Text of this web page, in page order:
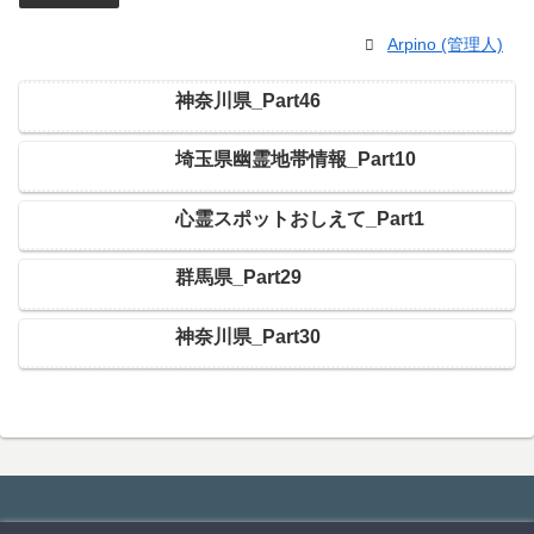
Arpino (管理人)
神奈川県_Part46
埼玉県幽霊地帯情報_Part10
心霊スポットおしえて_Part1
群馬県_Part29
神奈川県_Part30